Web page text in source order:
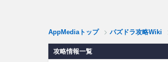
AppMediaトップ パズドラ攻略Wiki
攻略情報一覧